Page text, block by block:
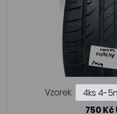
Vzorek:
750 Kč